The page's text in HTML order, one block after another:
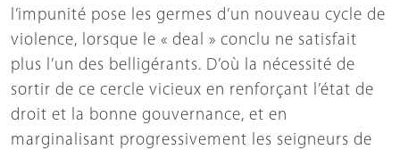
l’impunité pose les germes d’un nouveau cycle de
violence, lorsque le « deal » conclu ne satisfait
plus l’un des belligérants. D’où la nécessité de
sortir de ce cercle vicieux en renforçant l’état de
droit et la bonne gouvernance, et en
marginalisant progressivement les seigneurs de